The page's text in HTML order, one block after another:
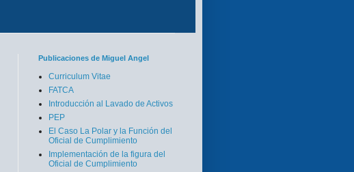
Publicaciones de Miguel Angel
Curriculum Vitae
FATCA
Introducción al Lavado de Activos
PEP
El Caso La Polar y la Función del
Oficial de Cumplimiento
Implementación de la figura del
Oficial de Cumplimiento